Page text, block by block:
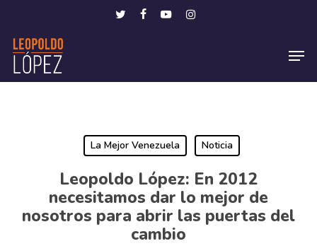
main
content
twitterfacebookyoutubeinstagram
La Mejor Venezuela Noticia
Leopoldo López: En 2012
necesitamos dar lo mejor de
nosotros para abrir las puertas del
cambio